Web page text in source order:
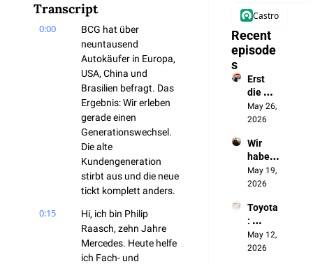
Transcript
0:00
BCG hat über
neuntausend
Autokäufer in Europa,
USA, China und
Brasilien befragt. Das
Ergebnis: Wir erleben
gerade einen
Generationswechsel.
Die alte
Kundengeneration
stirbt aus und die neue
tickt komplett anders.
0:15
Hi, ich bin Philip
Raasch, zehn Jahre
Mercedes. Heute helfe
ich Fach- und
Castro
Recent
episode
s
Erst
die
Batteri
e, jetzt
autono
me
Fahren
May 26,
2026
Wir
haben
die
Chines
ausges
perrt.
Jetzt
bauen
May 19,
2026
Toyota
:
„Wenn
sich
May 12,
2026